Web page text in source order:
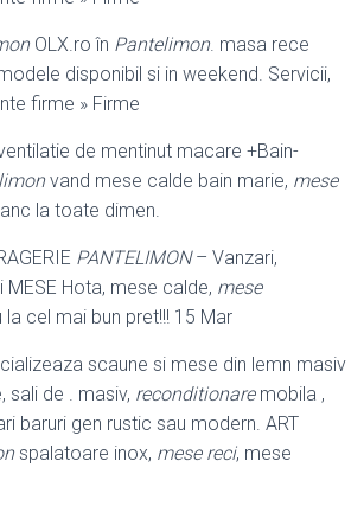
OLX.ro în Pantelimon. masa rece
disponibil si in weekend. Servicii,
firme » Firme
de mentinut macare +Bain-
vand mese calde bain marie, mese
la toate dimen.
PANTELIMON– Vanzari,
MESE Hota, mese calde, mese
cel mai bun pret!!! 15 Mar
scaune si mese din lemn masiv
sali de . masiv, reconditionaremobila ,
baruri gen rustic sau modern. ART
spalatoare inox, mese reci, mese